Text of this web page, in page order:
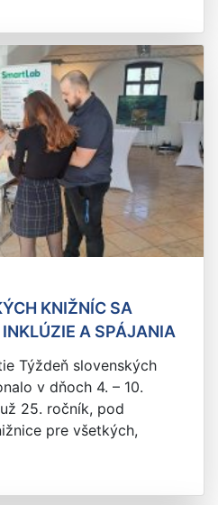
KNIŽNÍC SA
A SPÁJANIA
Týždeň slovenských
v dňoch 4. – 10.
25. ročník, pod
pre všetkých,